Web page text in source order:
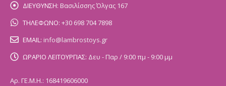
ΔΙΕΥΘΥΝΣΗ: Βασιλίσσης Όλγας 167
ΤΗΛΕΦΩΝΟ: +30 698 704 7898
EMAIL: info@lambrostoys.gr
ΩΡΑΡΙΟ ΛΕΙΤΟΥΡΓΙΑΣ: Δευ - Παρ / 9:00 πμ - 9:00 μμ
Αρ. ΓΕ.Μ.Η.: 168419606000